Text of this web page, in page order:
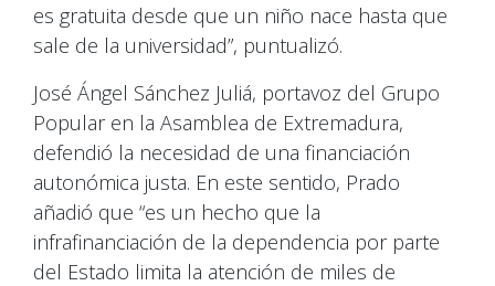
es gratuita desde que un niño nace hasta que
sale de la universidad”, puntualizó.
José Ángel Sánchez Juliá, portavoz del Grupo
Popular en la Asamblea de Extremadura,
defendió la necesidad de una financiación
autonómica justa. En este sentido, Prado
añadió que “es un hecho que la
infrafinanciación de la dependencia por parte
del Estado limita la atención de miles de